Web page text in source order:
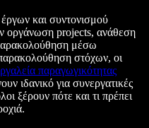
έργων και συντονισμού
οργάνωση projects, ανάθεση
μέσω
στόχων, οι
παραγωγικότητας
ιδανικό για συνεργατικές
ξέρουν πότε και τι πρέπει